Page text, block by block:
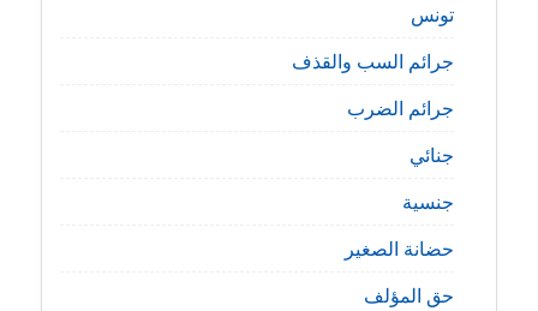
تونس
جرائم السب والقذف
جرائم الضرب
جنائي
جنسية
حضانة الصغير
حق المؤلف